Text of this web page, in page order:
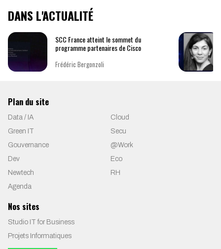
DANS L'ACTUALITÉ
SCC France atteint le sommet du
programme partenaires de Cisco
Frédéric Bergonzoli
Plan du site
Data / IA
Cloud
Green IT
Secu
Gouvernance
@Work
Dev
Eco
Newtech
RH
Agenda
Nos sites
Studio IT for Business
Projets Informatiques